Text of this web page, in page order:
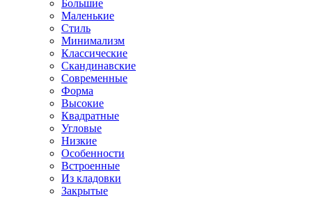
Большие
Маленькие
Стиль
Минимализм
Классические
Скандинавские
Современные
Форма
Высокие
Квадратные
Угловые
Низкие
Особенности
Встроенные
Из кладовки
Закрытые